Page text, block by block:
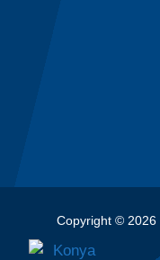
Copyright © 2026